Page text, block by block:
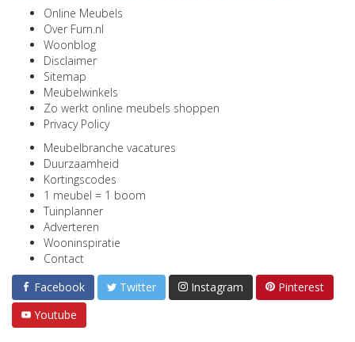
Online Meubels
Over Furn.nl
Woonblog
Disclaimer
Sitemap
Meubelwinkels
Zo werkt online meubels shoppen
Privacy Policy
Meubelbranche vacatures
Duurzaamheid
Kortingscodes
1 meubel = 1 boom
Tuinplanner
Adverteren
Wooninspiratie
Contact
Facebook
Twitter Instagram
Pinterest
Youtube